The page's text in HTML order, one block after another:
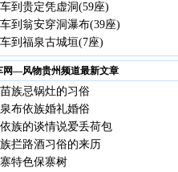
到贵定凭虚洞(59座)
到翁安穿洞瀑布(39座)
到福泉古城垣(7座)
网—风物贵州频道最新文章
族忌锅灶的习俗
布依族婚礼婚俗
族的谈情说爱丢荷包
拦路酒习俗的来历
特色保寨树